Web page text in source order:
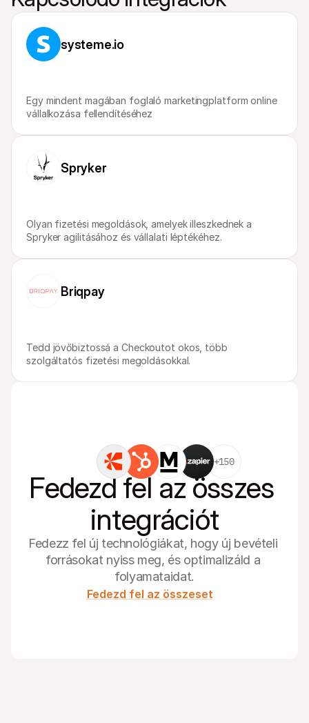
systeme.io
Egy mindent magában foglaló marketingplatform online
vállalkozása fellendítéséhez
Spryker
Olyan fizetési megoldások, amelyek illeszkednek a
Spryker agilitásához és vállalati léptékéhez.
Briqpay
Tedd jövőbiztossá a Checkoutot okos, több
szolgáltatós fizetési megoldásokkal.
+150
Fedezd fel az összes
integrációt
Fedezz fel új technológiákat, hogy új bevételi
forrásokat nyiss meg, és optimalizáld a
folyamataidat.
Fedezd fel az összeset
Vásárlóknak
Mollie ügyfeleknek
Lépj kapcsolatba az ügyfélszolgálatunkkal
Vedd fel a kapcsolatot az értékesítéssel
Fedezze fel, hogyan segíthetjük vállalkozását